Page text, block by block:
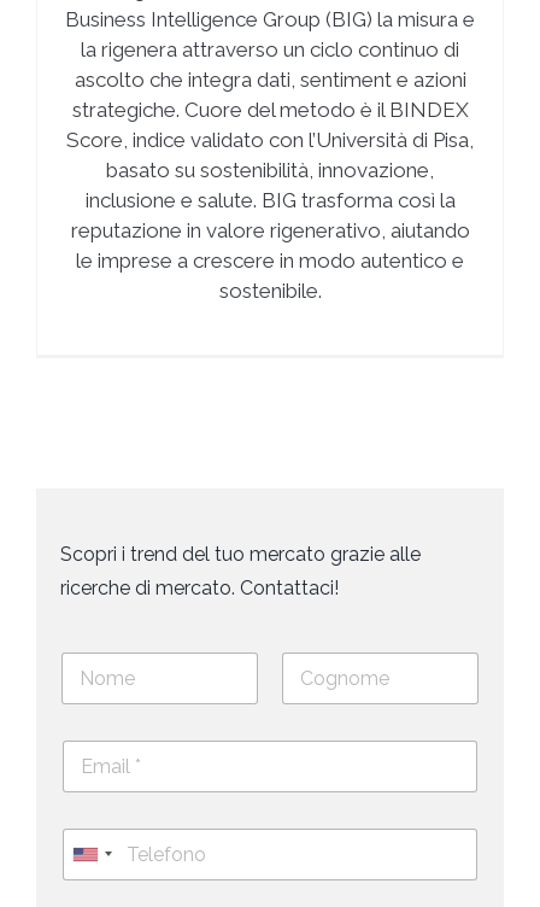
Business Intelligence Group (BIG) la misura e
la rigenera attraverso un ciclo continuo di
ascolto che integra dati, sentiment e azioni
strategiche. Cuore del metodo è il BINDEX
Score, indice validato con l’Università di Pisa,
basato su sostenibilità, innovazione,
inclusione e salute. BIG trasforma così la
reputazione in valore rigenerativo, aiutando
le imprese a crescere in modo autentico e
sostenibile.
Scopri i trend del tuo mercato grazie alle
ricerche di mercato. Contattaci!
N
m
o
E
a
*
T
e
l
U